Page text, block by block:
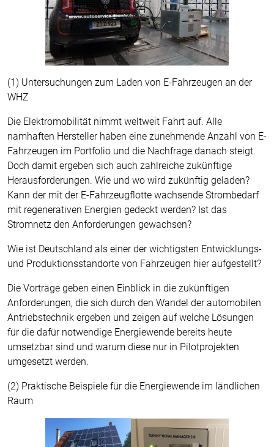
(1) Untersuchungen zum Laden von E-Fahrzeugen an der
WHZ
Die Elektromobilität nimmt weltweit Fahrt auf. Alle
namhaften Hersteller haben eine zunehmende Anzahl von E-
Fahrzeugen im Portfolio und die Nachfrage danach steigt.
Doch damit ergeben sich auch zahlreiche zukünftige
Herausforderungen. Wie und wo wird zukünftig geladen?
Kann der mit der E-Fahrzeugflotte wachsende Strombedarf
mit regenerativen Energien gedeckt werden? Ist das
Stromnetz den Anforderungen gewachsen?
Wie ist Deutschland als einer der wichtigsten Entwicklungs-
und Produktionsstandorte von Fahrzeugen hier aufgestellt?
Die Vorträge geben einen Einblick in die zukünftigen
Anforderungen, die sich durch den Wandel der automobilen
Antriebstechnik ergeben und zeigen auf welche Lösungen
für die dafür notwendige Energiewende bereits heute
umsetzbar sind und warum diese nur in Pilotprojekten
umgesetzt werden.
(2) Praktische Beispiele für die Energiewende im ländlichen
Raum